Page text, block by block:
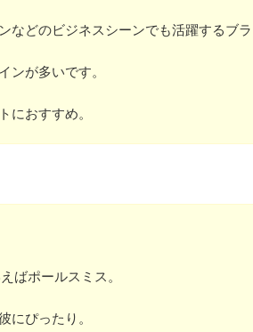
などのビジネスシーンでも活躍するブラ
ンが多いです。
におすすめ。
ばポールスミス。
にぴったり。